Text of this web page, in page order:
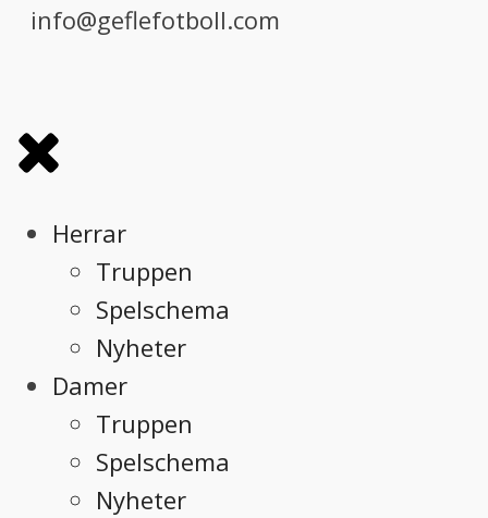
info@geflefotboll.com
Herrar
Truppen
Spelschema
Nyheter
Damer
Truppen
Spelschema
Nyheter